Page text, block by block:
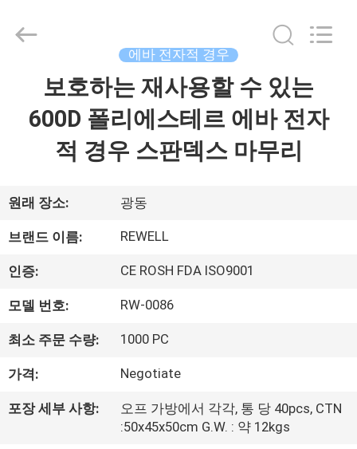
우
리
에
여
2026
Reserved.
Developed
에바 전자적 경우
보호하는 재사용할 수 있는
600D 폴리에스테르 에바 전자
적 경우 스판덱스 마무리
원래 장소: 광동
브랜드 이름: REWELL
인증: CE ROSH FDA ISO9001
모델 번호: RW-0086
최소 주문 수량: 1000 PC
가격: Negotiate
포장 세부 사항:
오프 가방에서 각각, 통 당 40pcs, CTN
:50x45x50cm G.W. : 약 12kgs